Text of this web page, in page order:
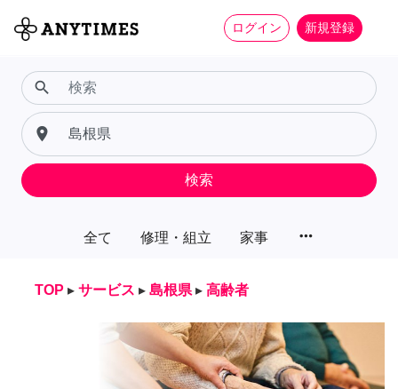
ログイン 新規登録
全て 修理・組立 家事 more_horiz
search
place
検索
TOP ▸ サービス ▸ 島根県 ▸ 高齢者